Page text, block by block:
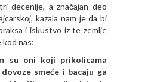
decenije, a značajan deo
kazala nam je da bi
i iskustvo iz te zemlje
kod nas:
su oni koji prikolicama
smeće i bacaju ga